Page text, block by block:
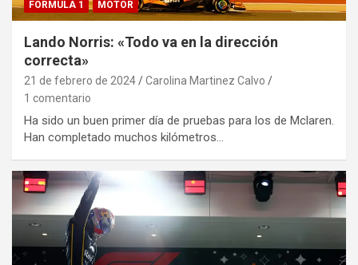
FORMULA 1 MOTOR
Lando Norris: «Todo va en la dirección
correcta»
21 de febrero de 2024
Carolina Martinez Calvo
1 comentario
Ha sido un buen primer día de pruebas para los de Mclaren.
Han completado muchos kilómetros…